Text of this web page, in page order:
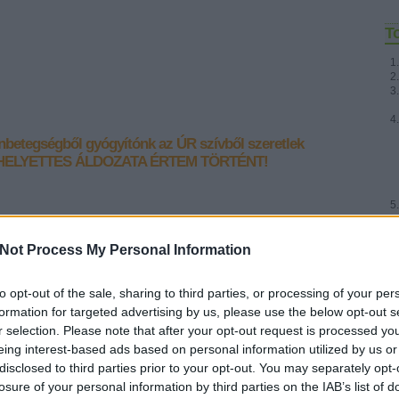
Process My Personal Information
opt-out of the sale, sharing to third parties, or processing of your
for targeted advertising by us, please use the below opt-out
selection. Please note that after your opt-out request is processed
interest-based ads based on personal information utilized by us
to third parties prior to your opt-out. You may separately
of your personal information by third parties on the IAB’s list of
gyógyítónk az ÚR szívből szeretlek
ÁLDOZATA ÉRTEM TÖRTÉNT!
"Szeresd azért az Urat, a te
teljes lelkedből és teljes
&#0;&#0;&#0;&#0;&#0;&#0;&#0;&#0;&#0; * MINDEN NAPRA: 1
MONDATBAN IS; 2 KIÍRT ÚTMUTATÓ IGE; 3*Protestáns-
RÚF*Károli*Katolikus*FORDÍTÁSBAN*HANGZÓ ÖRÖMHÍRTÁR*
http://www.garainyh.hu *** https://garainyh.blog.hu/ ***
http://utmutato.blog.hu ***…